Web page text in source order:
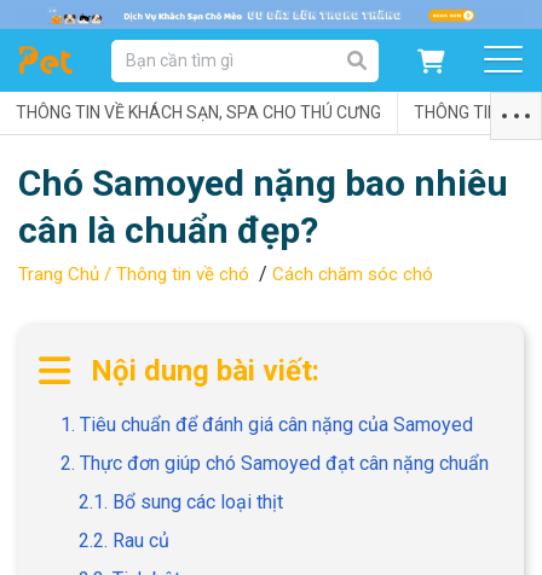
DANH MỤC SẢN PHẨM
SẢN PHẨM DÀNH CHO MÈO SẢN PHẨM DÀNH CHO CHÓ
SẨN PHẨM THEO THƯƠNG HIỆU
THÔNG TIN VỀ KHÁCH SẠN, SPA CHO THÚ CƯNG THÔNG TIN VỀ
Chó Samoyed nặng bao nhiêu
cân là chuẩn đẹp?
Trang Chủ / Thông tin về chó / Cách chăm sóc chó
Nội dung bài viết:
1. Tiêu chuẩn để đánh giá cân nặng của Samoyed
2. Thực đơn giúp chó Samoyed đạt cân nặng chuẩn
2.1. Bổ sung các loại thịt
2.2. Rau củ